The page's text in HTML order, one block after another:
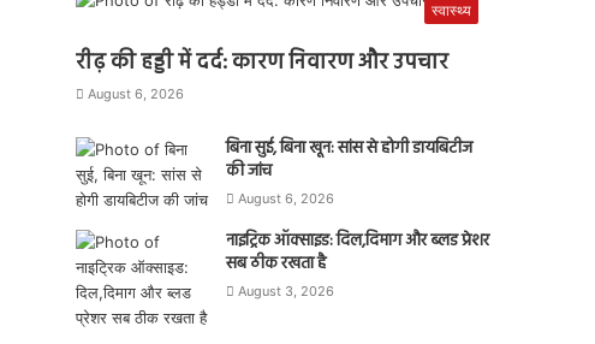
स्वास्थ्य
रीढ़ की हड्डी में दर्द: कारण निवारण और उपचार
August 6, 2026
बिना सुई, बिना खून: सांस से होगी डायबिटीज
की जांच
August 6, 2026
नाइट्रिक ऑक्साइड: दिल,दिमाग और ब्लड प्रेशर
सब ठीक रखता है
August 3, 2026